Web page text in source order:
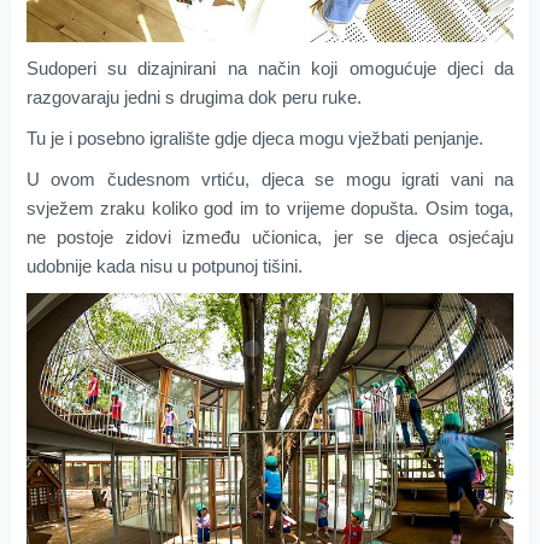
Sudoperi su dizajnirani na način koji omogućuje djeci da
razgovaraju jedni s drugima dok peru ruke.
Tu je i posebno igralište gdje djeca mogu vježbati penjanje.
U ovom čudesnom vrtiću, djeca se mogu igrati vani na
svježem zraku koliko god im to vrijeme dopušta. Osim toga,
ne postoje zidovi između učionica, jer se djeca osjećaju
udobnije kada nisu u potpunoj tišini.